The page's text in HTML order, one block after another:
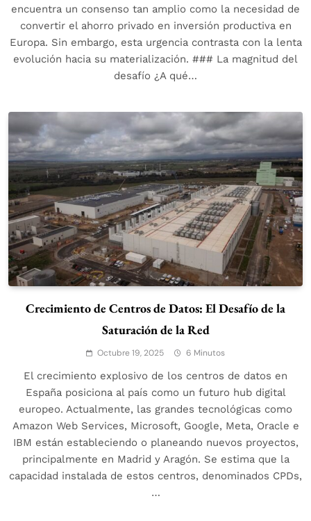
encuentra un consenso tan amplio como la necesidad de
convertir el ahorro privado en inversión productiva en
Europa. Sin embargo, esta urgencia contrasta con la lenta
evolución hacia su materialización. ### La magnitud del
desafío ¿A qué…
Crecimiento de Centros de Datos: El Desafío de la
Saturación de la Red
Octubre 19, 2025 6 Minutos
El crecimiento explosivo de los centros de datos en
España posiciona al país como un futuro hub digital
europeo. Actualmente, las grandes tecnológicas como
Amazon Web Services, Microsoft, Google, Meta, Oracle e
IBM están estableciendo o planeando nuevos proyectos,
principalmente en Madrid y Aragón. Se estima que la
capacidad instalada de estos centros, denominados CPDs,
…